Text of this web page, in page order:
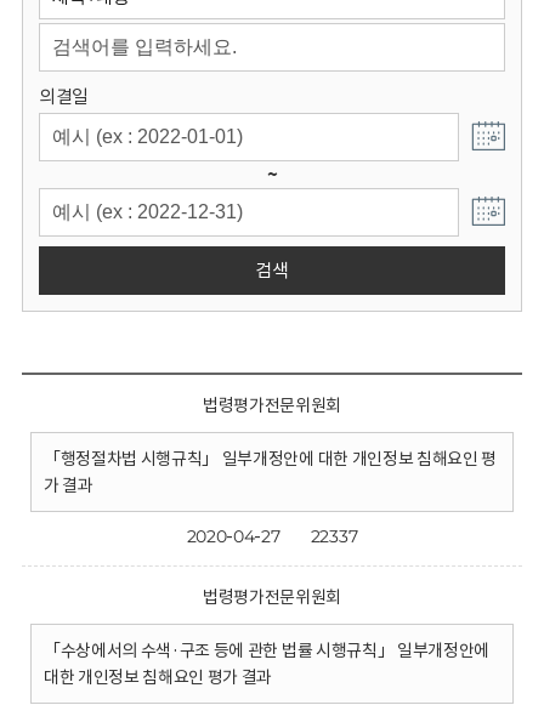
회
의결일
~
검색
법령평가전문위원회
「행정절차법 시행규칙」 일부개정안에 대한 개인정보 침해요인 평
가 결과
2020-04-27 22337
법령평가전문위원회
「수상에서의 수색·구조 등에 관한 법률 시행규칙」 일부개정안에
대한 개인정보 침해요인 평가 결과